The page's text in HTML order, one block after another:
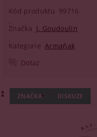
Kód produktu 99716
Značka J. Goudoulin
Kategorie Armaňak
Dotaz
ZNAČKA DISKUZE